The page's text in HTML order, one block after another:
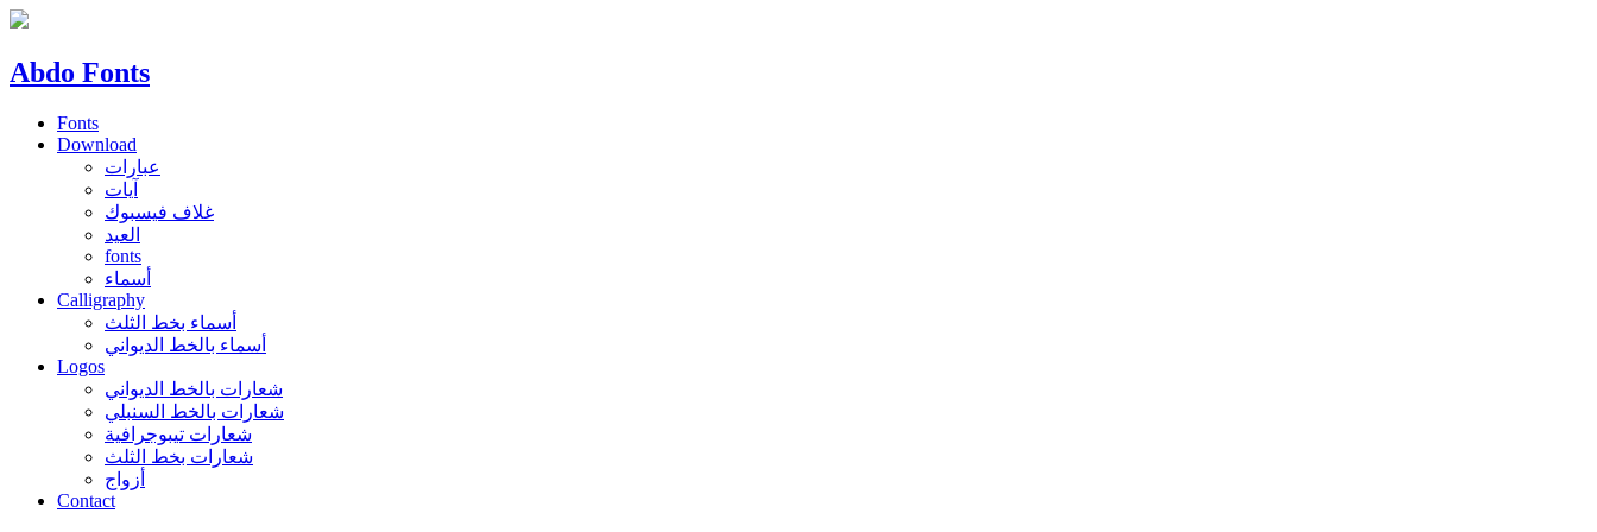
Abdo Fonts
Fonts
Download
عبارات
آيات
غلاف فيسبوك
العيد
fonts
أسماء
Calligraphy
أسماء بخط الثلث
أسماء بالخط الديواني
Logos
شعارات بالخط الديواني
شعارات بالخط السنبلي
شعارات تيبوجرافية
شعارات بخط الثلث
أزواج
Contact